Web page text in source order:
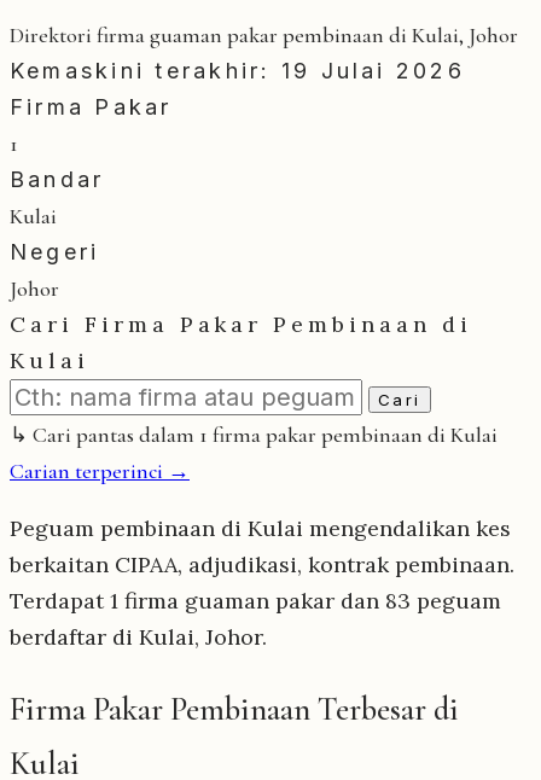
Direktori firma guaman pakar pembinaan di Kulai, Johor
Kemaskini terakhir: 19 Julai 2026
Firma Pakar
1
Bandar
Kulai
Negeri
Johor
Cari Firma Pakar Pembinaan di
Kulai
Cari
↳ Cari pantas dalam 1 firma pakar pembinaan di Kulai
Carian terperinci →
Peguam pembinaan di Kulai mengendalikan kes
berkaitan CIPAA, adjudikasi, kontrak pembinaan.
Terdapat 1 firma guaman pakar dan 83 peguam
berdaftar di Kulai, Johor.
Firma Pakar Pembinaan Terbesar di
Kulai